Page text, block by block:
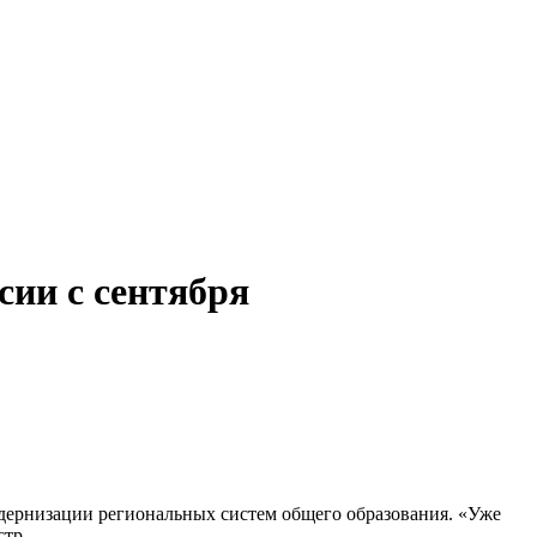
с сентября
региональных систем общего образования. «Уже